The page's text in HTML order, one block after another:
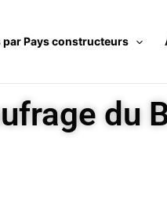
Pays constructeurs
du